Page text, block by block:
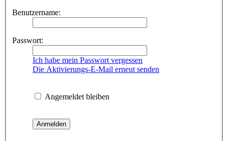
Benutzername:
Passwort:
Ich habe mein Passwort vergessen
Die Aktivierungs-E-Mail erneut senden
Angemeldet bleiben